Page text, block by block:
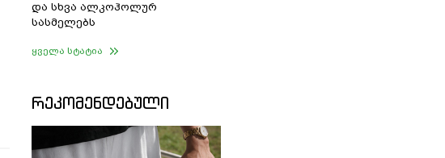
და სხვა ალკოჰოლურ
სასმელებს
ყველა სტატია
ᲠᲔᲙᲝᲛᲔᲜᲓᲔᲑᲣᲚᲘ